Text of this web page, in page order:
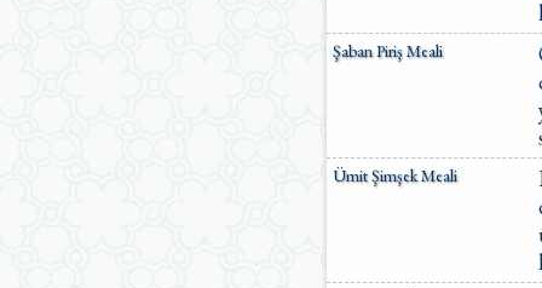
Şaban Piriş Meali
Ümit Şimşek Meali